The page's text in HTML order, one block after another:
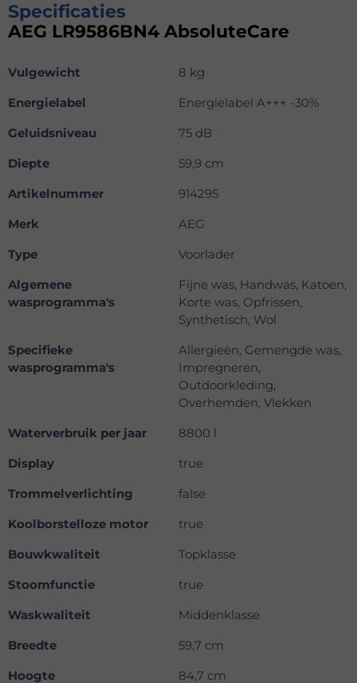
Specificaties
AEG LR9586BN4 AbsoluteCare
Vulgewicht
8 kg
Energielabel
Energielabel A+++ -30%
Geluidsniveau
75 dB
Diepte
59,9 cm
Artikelnummer
914295
Merk
AEG
Type
Voorlader
Algemene
wasprogramma's
Fijne was, Handwas, Katoen,
Korte was, Opfrissen,
Synthetisch, Wol
Specifieke
wasprogramma's
Allergieën, Gemengde was,
Impregneren,
Outdoorkleding,
Overhemden, Vlekken
Waterverbruik per jaar
8800 l
Display
true
Trommelverlichting
false
Koolborstelloze motor
true
Bouwkwaliteit
Topklasse
Stoomfunctie
true
Waskwaliteit
Middenklasse
Breedte
59,7 cm
Hoogte
84,7 cm